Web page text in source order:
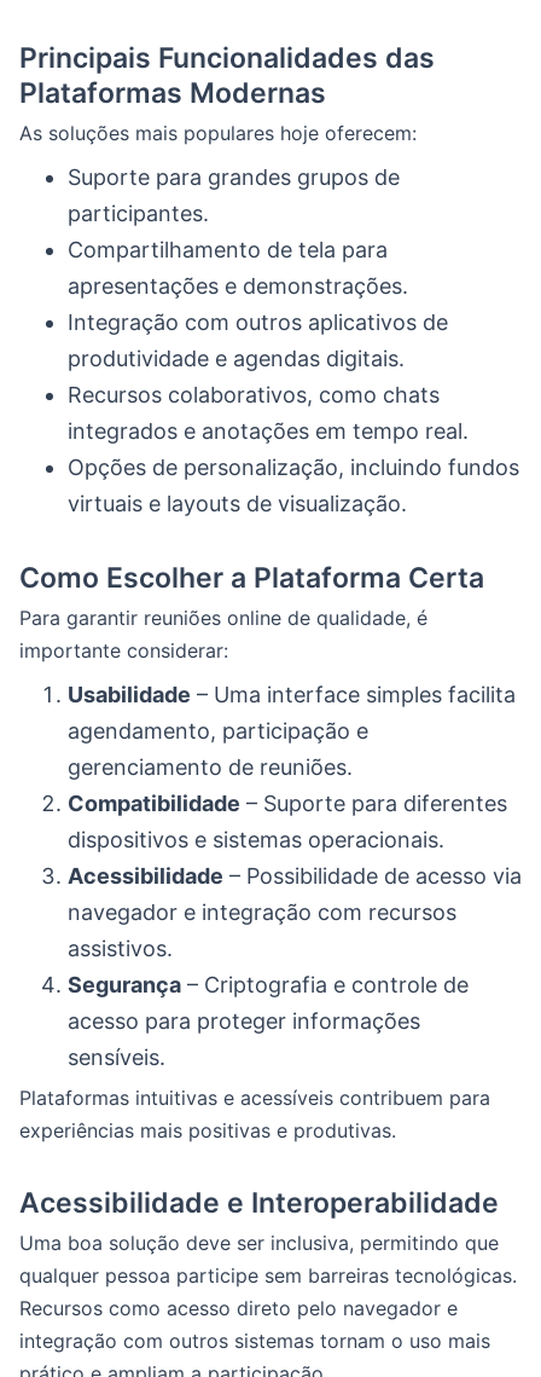
Principais Funcionalidades das
Plataformas Modernas
As soluções mais populares hoje oferecem:
Suporte para grandes grupos de
participantes.
Compartilhamento de tela para
apresentações e demonstrações.
Integração com outros aplicativos de
produtividade e agendas digitais.
Recursos colaborativos, como chats
integrados e anotações em tempo real.
Opções de personalização, incluindo fundos
virtuais e layouts de visualização.
Como Escolher a Plataforma Certa
Para garantir reuniões online de qualidade, é
importante considerar:
Usabilidade – Uma interface simples facilita
agendamento, participação e
gerenciamento de reuniões.
Compatibilidade – Suporte para diferentes
dispositivos e sistemas operacionais.
Acessibilidade – Possibilidade de acesso via
navegador e integração com recursos
assistivos.
Segurança – Criptografia e controle de
acesso para proteger informações
sensíveis.
Plataformas intuitivas e acessíveis contribuem para
experiências mais positivas e produtivas.
Acessibilidade e Interoperabilidade
Uma boa solução deve ser inclusiva, permitindo que
qualquer pessoa participe sem barreiras tecnológicas.
Recursos como acesso direto pelo navegador e
integração com outros sistemas tornam o uso mais